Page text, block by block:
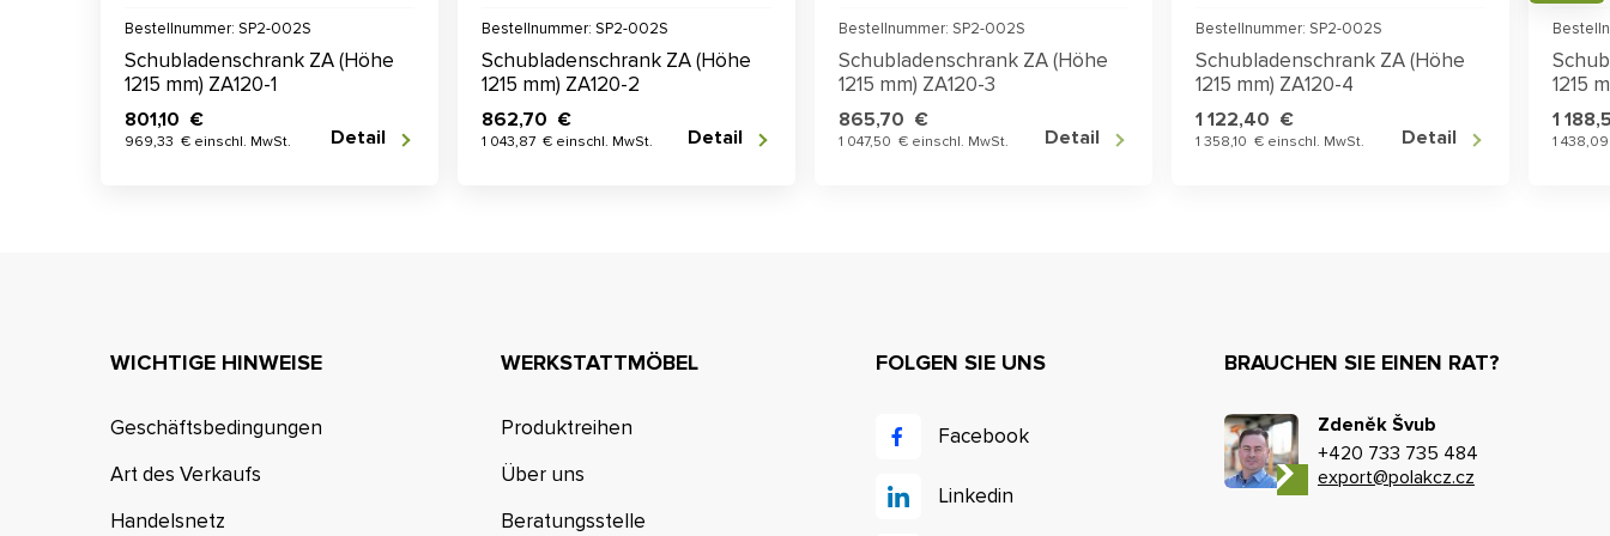
Bestellnummer: SP2-002S
Schubladenschrank ZA (Höhe
1215 mm) ZA120-1
801,10 €
969,33 € einschl. MwSt. Detail
Bestellnummer: SP2-002S
Schubladenschrank ZA (Höhe
1215 mm) ZA120-2
862,70 €
1 043,87 € einschl. MwSt. Detail
Bestellnummer: SP2-002S
Schubladenschrank ZA (Höhe
1215 mm) ZA120-3
865,70 €
1 047,50 € einschl. MwSt. Detail
Bestellnummer: SP2-002S
Schubladenschrank ZA (Höhe
1215 mm) ZA120-4
1 122,40 €
1 358,10 € einschl. MwSt. Detail
1215
1
1
WICHTIGE HINWEISE
Geschäftsbedingungen
Art des Verkaufs
Handelsnetz
WERKSTATTMÖBEL
Produktreihen
Über uns
Beratungsstelle
FOLGEN SIE UNS
Facebook
Linkedin
BRAUCHEN SIE EINEN RAT?
Zdeněk Švub
+420 733 735 484
export@polakcz.cz